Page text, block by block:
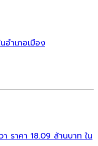
อำเภอเมือง
ราคา 18.09 ล้านบาท ใน